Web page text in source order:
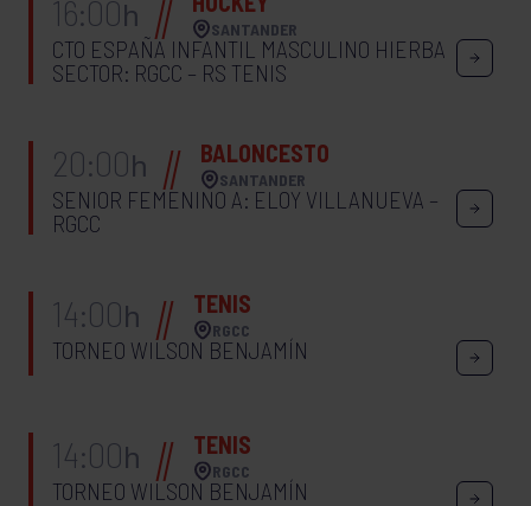
16:00h SANTANDER
CTO ESPAÑA INFANTIL MASCULINO HIERBA
SECTOR: RGCC – RS TENIS
20:00h BALONCESTO
SANTANDER
SENIOR FEMENINO A: ELOY VILLANUEVA –
RGCC
14:00h TENIS
RGCC
TORNEO WILSON BENJAMÍN
14:00h TENIS
RGCC
TORNEO WILSON BENJAMÍN